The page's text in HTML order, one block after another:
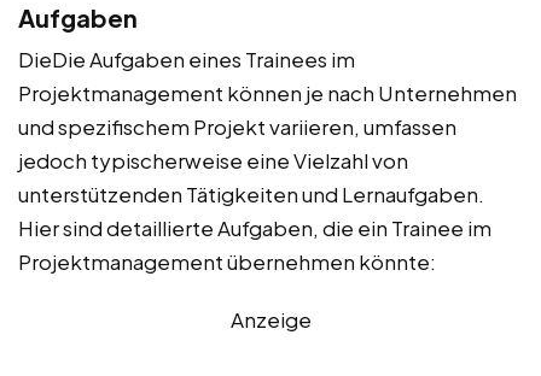
Aufgaben
DieDie Aufgaben eines Trainees im
Projektmanagement können je nach Unternehmen
und spezifischem Projekt variieren, umfassen
jedoch typischerweise eine Vielzahl von
unterstützenden Tätigkeiten und Lernaufgaben.
Hier sind detaillierte Aufgaben, die ein Trainee im
Projektmanagement übernehmen könnte:
Anzeige